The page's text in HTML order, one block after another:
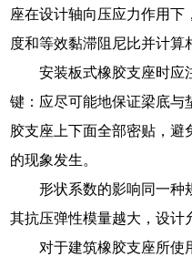
座在设计轴向压应力作用下
度和等效黏滞阻尼比并计算
安装板式橡胶支座时应
键：应尽可能地保证梁底与
胶支座上下面全部密贴，避
的现象发生。
形状系数的影响同一种
其抗压弹性模量越大，设计
对于建筑橡胶支座所使